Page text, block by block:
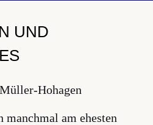
UND
Hohagen
manchmal am ehesten